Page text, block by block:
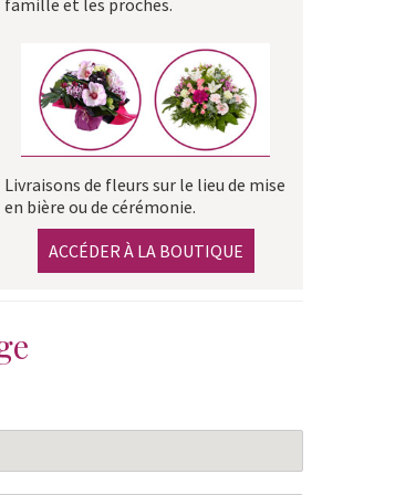
Livraisons de fleurs sur le lieu de mise
en bière ou de cérémonie.
ACCÉDER À LA BOUTIQUE